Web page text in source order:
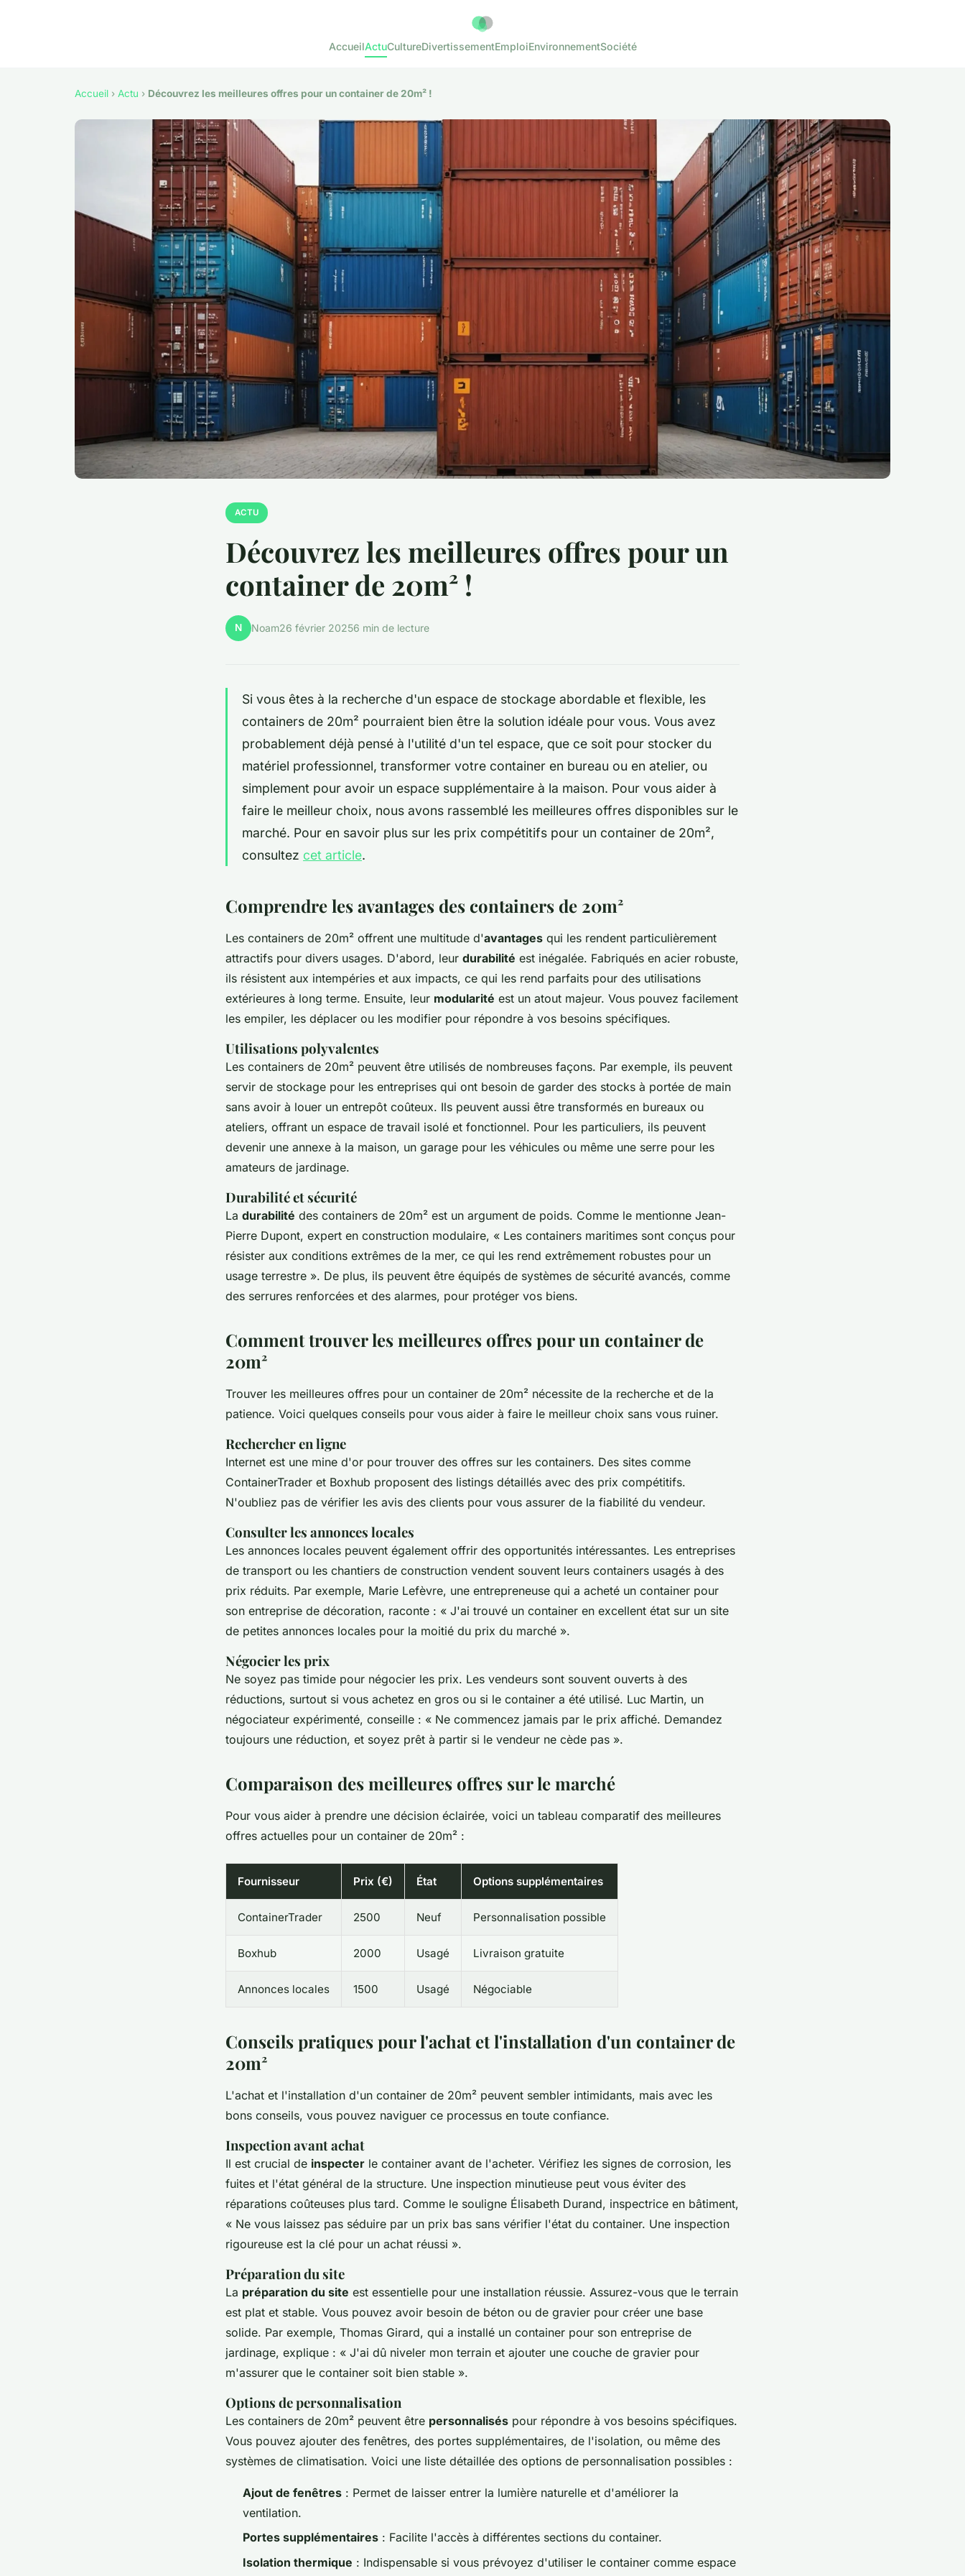
AccueilActuCultureDivertissementEmploiEnvironnementSociété
Accueil › Actu › Découvrez les meilleures offres pour un container de 20m² !
ACTU
Découvrez les meilleures offres pour un
container de 20m² !
N Noam26 février 20256 min de lecture
Si vous êtes à la recherche d'un espace de stockage abordable et flexible, les
containers de 20m² pourraient bien être la solution idéale pour vous. Vous avez
probablement déjà pensé à l'utilité d'un tel espace, que ce soit pour stocker du
matériel professionnel, transformer votre container en bureau ou en atelier, ou
simplement pour avoir un espace supplémentaire à la maison. Pour vous aider à
faire le meilleur choix, nous avons rassemblé les meilleures offres disponibles sur le
marché. Pour en savoir plus sur les prix compétitifs pour un container de 20m²,
consultez cet article.
Comprendre les avantages des containers de 20m²
Les containers de 20m² offrent une multitude d'avantages qui les rendent particulièrement
attractifs pour divers usages. D'abord, leur durabilité est inégalée. Fabriqués en acier robuste,
ils résistent aux intempéries et aux impacts, ce qui les rend parfaits pour des utilisations
extérieures à long terme. Ensuite, leur modularité est un atout majeur. Vous pouvez facilement
les empiler, les déplacer ou les modifier pour répondre à vos besoins spécifiques.
Utilisations polyvalentes
Les containers de 20m² peuvent être utilisés de nombreuses façons. Par exemple, ils peuvent
servir de stockage pour les entreprises qui ont besoin de garder des stocks à portée de main
sans avoir à louer un entrepôt coûteux. Ils peuvent aussi être transformés en bureaux ou
ateliers, offrant un espace de travail isolé et fonctionnel. Pour les particuliers, ils peuvent
devenir une annexe à la maison, un garage pour les véhicules ou même une serre pour les
amateurs de jardinage.
Durabilité et sécurité
La durabilité des containers de 20m² est un argument de poids. Comme le mentionne Jean-
Pierre Dupont, expert en construction modulaire, « Les containers maritimes sont conçus pour
résister aux conditions extrêmes de la mer, ce qui les rend extrêmement robustes pour un
usage terrestre ». De plus, ils peuvent être équipés de systèmes de sécurité avancés, comme
des serrures renforcées et des alarmes, pour protéger vos biens.
Comment trouver les meilleures offres pour un container de
20m²
Trouver les meilleures offres pour un container de 20m² nécessite de la recherche et de la
patience. Voici quelques conseils pour vous aider à faire le meilleur choix sans vous ruiner.
Rechercher en ligne
Internet est une mine d'or pour trouver des offres sur les containers. Des sites comme
ContainerTrader et Boxhub proposent des listings détaillés avec des prix compétitifs.
N'oubliez pas de vérifier les avis des clients pour vous assurer de la fiabilité du vendeur.
Consulter les annonces locales
Les annonces locales peuvent également offrir des opportunités intéressantes. Les entreprises
de transport ou les chantiers de construction vendent souvent leurs containers usagés à des
prix réduits. Par exemple, Marie Lefèvre, une entrepreneuse qui a acheté un container pour
son entreprise de décoration, raconte : « J'ai trouvé un container en excellent état sur un site
de petites annonces locales pour la moitié du prix du marché ».
Négocier les prix
Ne soyez pas timide pour négocier les prix. Les vendeurs sont souvent ouverts à des
réductions, surtout si vous achetez en gros ou si le container a été utilisé. Luc Martin, un
négociateur expérimenté, conseille : « Ne commencez jamais par le prix affiché. Demandez
toujours une réduction, et soyez prêt à partir si le vendeur ne cède pas ».
Comparaison des meilleures offres sur le marché
Pour vous aider à prendre une décision éclairée, voici un tableau comparatif des meilleures
offres actuelles pour un container de 20m² :
Fournisseur Prix (€) État Options supplémentaires
ContainerTrader 2500 Neuf Personnalisation possible
Boxhub 2000 Usagé Livraison gratuite
Annonces locales 1500 Usagé Négociable
Conseils pratiques pour l'achat et l'installation d'un container de
20m²
L'achat et l'installation d'un container de 20m² peuvent sembler intimidants, mais avec les
bons conseils, vous pouvez naviguer ce processus en toute confiance.
Inspection avant achat
Il est crucial de inspecter le container avant de l'acheter. Vérifiez les signes de corrosion, les
fuites et l'état général de la structure. Une inspection minutieuse peut vous éviter des
réparations coûteuses plus tard. Comme le souligne Élisabeth Durand, inspectrice en bâtiment,
« Ne vous laissez pas séduire par un prix bas sans vérifier l'état du container. Une inspection
rigoureuse est la clé pour un achat réussi ».
Préparation du site
La préparation du site est essentielle pour une installation réussie. Assurez-vous que le terrain
est plat et stable. Vous pouvez avoir besoin de béton ou de gravier pour créer une base
solide. Par exemple, Thomas Girard, qui a installé un container pour son entreprise de
jardinage, explique : « J'ai dû niveler mon terrain et ajouter une couche de gravier pour
m'assurer que le container soit bien stable ».
Options de personnalisation
Les containers de 20m² peuvent être personnalisés pour répondre à vos besoins spécifiques.
Vous pouvez ajouter des fenêtres, des portes supplémentaires, de l'isolation, ou même des
systèmes de climatisation. Voici une liste détaillée des options de personnalisation possibles :
Ajout de fenêtres : Permet de laisser entrer la lumière naturelle et d'améliorer la
ventilation.
Portes supplémentaires : Facilite l'accès à différentes sections du container.
Isolation thermique : Indispensable si vous prévoyez d'utiliser le container comme espace